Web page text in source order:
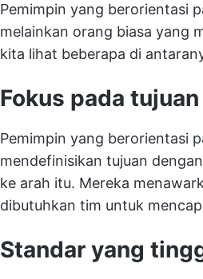
Pemimpin yang berorientasi
melainkan orang biasa yang
kita lihat beberapa di
Fokus pada tujuan
Pemimpin yang berorientasi
mendefinisikan tujuan
ke arah itu. Mereka
dibutuhkan tim untuk
Standar yang